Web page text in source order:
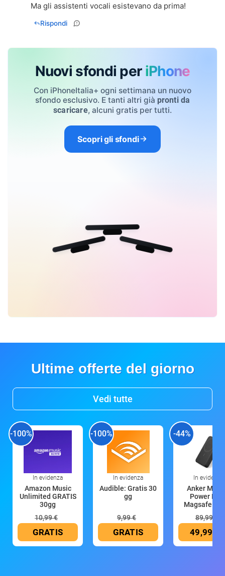
Ma gli assistenti vocali esistevano da prima!
Rispondi
Nuovi sfondi per iPhone
Con iPhoneItalia+ ogni settimana un nuovo
sfondo esclusivo. E tanti altri già pronti da
scaricare, alcuni gratis per tutti.
Scopri gli sfondi
Ultime offerte del giorno
Vedi tutte
-100%
In evidenza
Amazon Music
Unlimited GRATIS
30gg
10,99 €
GRATIS
-100%
In evidenza
Audible: Gratis 30
gg
9,99 €
GRATIS
-44%
In evidenza
Anker
Power
Magsafe
89,99 €
49,99 €